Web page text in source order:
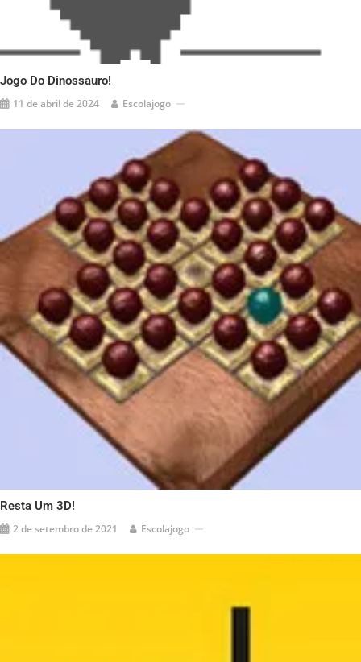
Jogo Do Dinossauro!
11 de abril de 2024 Escolajogo
Resta Um 3D!
2 de setembro de 2021 Escolajogo